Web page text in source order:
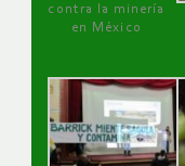
contra la minería
en México